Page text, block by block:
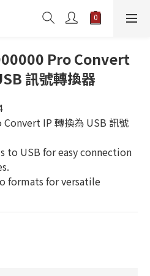
Pro Convert
訊號轉換器
IP 轉換為 USB 訊號
to USB for easy connection
formats for versatile